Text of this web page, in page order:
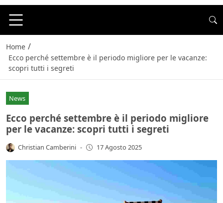
Home /
Ecco perché settembre è il periodo migliore per le vacanze:
scopri tutti i segreti
News
Ecco perché settembre è il periodo migliore
per le vacanze: scopri tutti i segreti
Christian Camberini - 17 Agosto 2025